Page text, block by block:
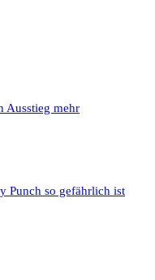
Ausstieg mehr
Punch so gefährlich ist